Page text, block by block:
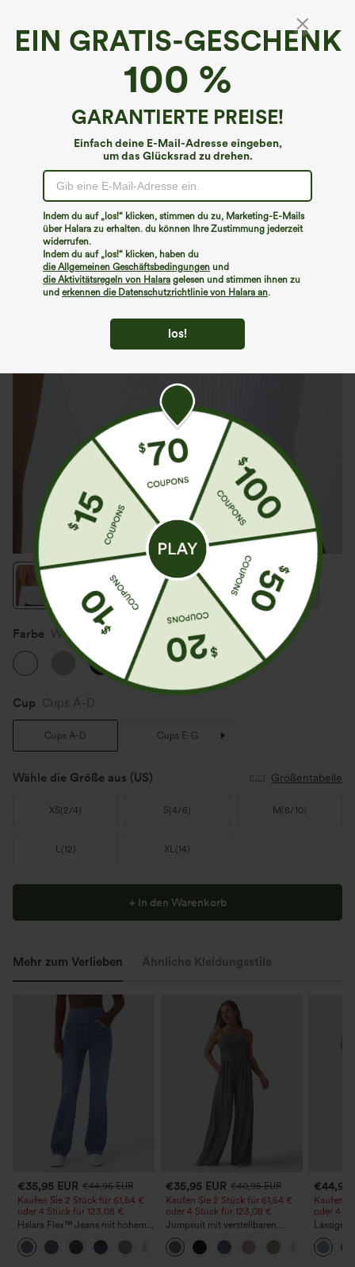
EIN GRATIS-GESCHENK
100 %
GARANTIERTE PREISE!
Einfach deine E-Mail-Adresse eingeben,
um das Glücksrad zu drehen.
Indem du auf „los!“ klicken, stimmen du zu, Marketing-E-Mails
über Halara zu erhalten. du können Ihre Zustimmung jederzeit
widerrufen.
Indem du auf „los!“ klicken, haben du
die Allgemeinen Geschäftsbedingungen und
die Aktivitätsregeln von Halara gelesen und stimmen ihnen zu
und erkennen die Datenschutzrichtlinie von Halara an.
los!
Nahtlos fließendes Yoga-Tanktop mit
doppelten Trägern und V-Rücken
€22,95 EUR
Farbe Weiß
Cup Cups A-D
Cups A-D Cups E-G
Wähle die Größe aus (US) Größentabelle
XS(2/4) S(4/6) M (8/10)
L(12) XL(14)
+ In den Warenkorb
Mehr zum Verlieben Ähnliche Kleidungsstile
€35,95 EUR €44,95 EUR
Kaufen Sie 2 Stück für 61,54 €
oder 4 Stück für 123,08 €.
Halara Flex™ Jeans mit hohem
Bund und Taschen,
gewaschener, lässiger Bootcut
€35,95 EUR €40,95 EUR
Kaufen Sie 2 Stück für 61,54 €
oder 4 Stück für 123,08 €.
Jumpsuit mit verstellbaren
Trägern, gerafftem Detail,
weitem Bein und meliertem
Stoff, lässig, mit Taschen - Easy
€44,95
Kaufen
oder 4
Lässige
Taschen